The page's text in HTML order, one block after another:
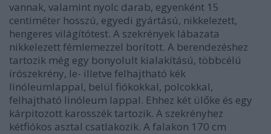
vannak, valamint nyolc darab, egyenként 15
centiméter hosszú, egyedi gyártású, nikkelezett,
hengeres világítótest. A szekrények lábazata
nikkelezett fémlemezzel borított. A berendezéshez
tartozik még egy bonyolult kialakítású, többcélú
írószekrény, le- illetve felhajtható kék
linóleumlappal, belül fiókokkal, polcokkal,
felhajtható linóleum lappal. Ehhez két ülőke és egy
kárpitozott karosszék tartozik. A szekrényhez
kétfiókos asztal csatlakozik. A falakon 170 cm